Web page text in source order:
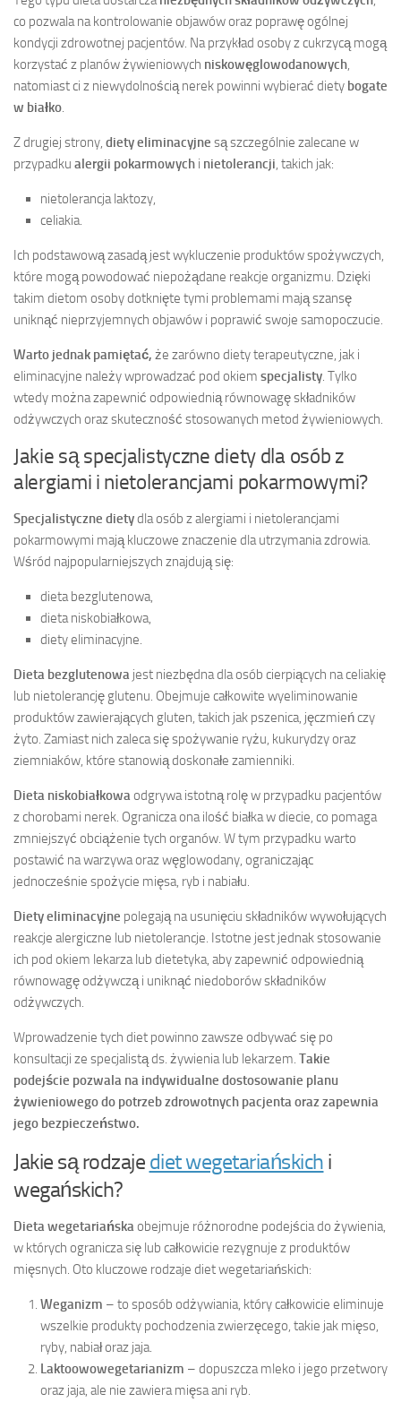
co pozwala na kontrolowanie objawów oraz poprawę ogólnej
kondycji zdrowotnej pacjentów. Na przykład osoby z cukrzycą mogą
korzystać z planów żywieniowych niskowęglowodanowych,
natomiast ci z niewydolnością nerek powinni wybierać diety bogate
w białko.
Z drugiej strony, diety eliminacyjne są szczególnie zalecane w
przypadku alergii pokarmowych i nietolerancji, takich jak:
nietolerancja laktozy,
celiakia.
Ich podstawową zasadą jest wykluczenie produktów spożywczych,
które mogą powodować niepożądane reakcje organizmu. Dzięki
takim dietom osoby dotknięte tymi problemami mają szansę
uniknąć nieprzyjemnych objawów i poprawić swoje samopoczucie.
Warto jednak pamiętać, że zarówno diety terapeutyczne, jak i
eliminacyjne należy wprowadzać pod okiem specjalisty. Tylko
wtedy można zapewnić odpowiednią równowagę składników
odżywczych oraz skuteczność stosowanych metod żywieniowych.
Jakie są specjalistyczne diety dla osób z
alergiami i nietolerancjami pokarmowymi?
Specjalistyczne dietydla osób z alergiami i nietolerancjami
pokarmowymi mają kluczowe znaczenie dla utrzymania zdrowia.
Wśród najpopularniejszych znajdują się:
dieta bezglutenowa,
dieta niskobiałkowa,
diety eliminacyjne.
Dieta bezglutenowa jest niezbędna dla osób cierpiących na celiakię
lub nietolerancję glutenu. Obejmuje całkowite wyeliminowanie
produktów zawierających gluten, takich jak pszenica, jęczmień czy
żyto. Zamiast nich zaleca się spożywanie ryżu, kukurydzy oraz
ziemniaków, które stanowią doskonałe zamienniki.
Dieta niskobiałkowaodgrywa istotną rolę w przypadku pacjentów
z chorobami nerek. Ogranicza ona ilość białka w diecie, co pomaga
zmniejszyć obciążenie tych organów. W tym przypadku warto
postawić na warzywa oraz węglowodany, ograniczając
jednocześnie spożycie mięsa, ryb i nabiału.
Diety eliminacyjne polegają na usunięciu składników wywołujących
reakcje alergiczne lub nietolerancje. Istotne jest jednak stosowanie
ich pod okiem lekarza lub dietetyka, aby zapewnić odpowiednią
równowagę odżywczą i uniknąć niedoborów składników
odżywczych.
Wprowadzenie tych diet powinno zawsze odbywać się po
konsultacji ze specjalistą ds. żywienia lub lekarzem. Takie
podejście pozwala na indywidualne dostosowanie planu
żywieniowego do potrzeb zdrowotnych pacjenta oraz zapewnia
jego bezpieczeństwo.
Jakie są rodzaje diet wegetariańskich i
wegańskich?
Dieta wegetariańskaobejmuje różnorodne podejścia do żywienia,
w których ogranicza się lub całkowicie rezygnuje z produktów
mięsnych. Oto kluczowe rodzaje diet wegetariańskich:
Weganizm – to sposób odżywiania, który całkowicie eliminuje
wszelkie produkty pochodzenia zwierzęcego, takie jak mięso,
ryby, nabiał oraz jaja.
Laktoowowegetarianizm – dopuszcza mleko i jego przetwory
oraz jaja, ale nie zawiera mięsa ani ryb.